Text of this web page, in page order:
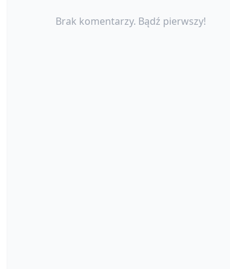
Brak komentarzy. Bądź pierwszy!